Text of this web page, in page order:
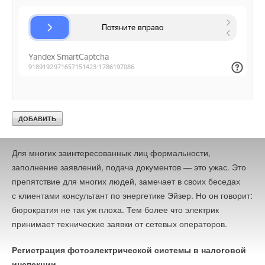
Специалист должен проверить системы перед началом
использования
мало персонала для подключения завода в конце процесса.
Это может занять до полугода, по словам Эйзела.
Для многих заинтересованных лиц формальности,
заполнение заявлений, подача документов — это ужас. Это
препятствие для многих людей, замечает в своих беседах
с клиентами консультант по энергетике Эйзер. Но он говорит:
бюрократия не так уж плоха. Тем более что электрик
принимает технические заявки от сетевых операторов.
Регистрация фотоэлектрической системы в налоговой